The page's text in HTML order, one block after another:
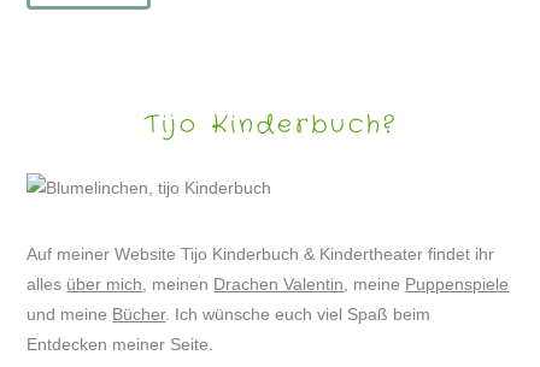
Tijo Kinderbuch?
Auf meiner Website Tijo Kinderbuch & Kindertheater findet ihr
alles über mich , meinen Drachen Valentin , meine Puppenspiele
und meine Bücher. Ich wünsche euch viel Spaß beim
Entdecken meiner Seite.